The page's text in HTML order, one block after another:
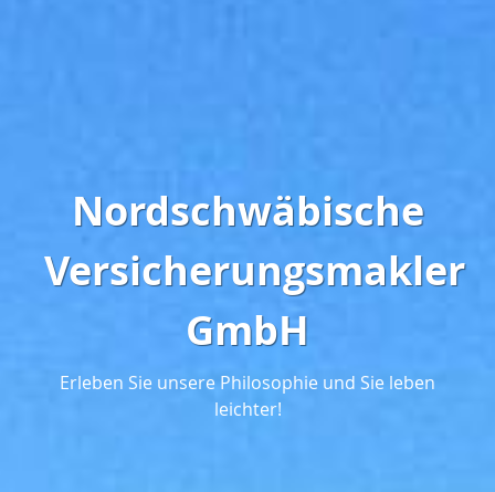
Nordschwäbische
Versicherungsmakler
GmbH
Erleben Sie unsere Philosophie und Sie leben
leichter!